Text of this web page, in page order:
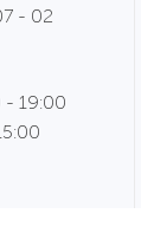
- 02
- 19:00